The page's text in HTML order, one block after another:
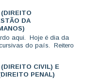
(DIREITO
DA
aqui. Hoje é dia da
do país. Reitero
(DIREITO CIVIL) E
PENAL)